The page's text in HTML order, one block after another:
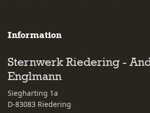
Information
Sternwerk Riedering -
Englmann
Siegharting 1a
D-83083 Riedering